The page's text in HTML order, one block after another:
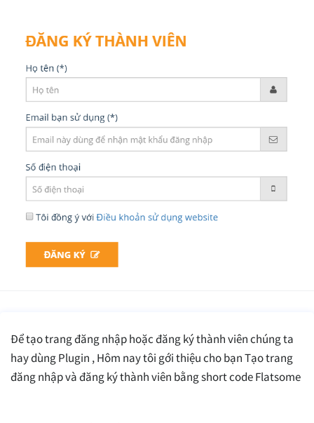
Để tạo trang đăng nhập hoặc đăng ký thành viên chúng ta
hay dùng Plugin , Hôm nay tôi gới thiệu cho bạn Tạo trang
đăng nhập và đăng ký thành viên bằng short code Flatsome